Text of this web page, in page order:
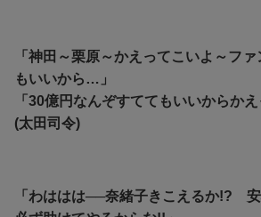
「神田～栗原～かえってこいよ～フ
もいいから…」
「30億円なんぞすててもいいからかえ
(太田司令)
「わははは──奈緒子きこえるか!?